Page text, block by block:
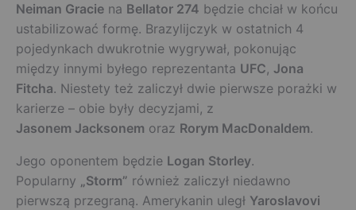
Neiman Gracie na Bellator 274 będzie chciał w końcu
ustabilizować formę. Brazylijczyk w ostatnich 4
pojedynkach dwukrotnie wygrywał, pokonując
między innymi byłego reprezentanta UFC, Jona
Fitcha. Niestety też zaliczył dwie pierwsze porażki w
karierze – obie były decyzjami, z
Jasonem Jacksonem oraz Rorym MacDonaldem.
Jego oponentem będzie Logan Storley.
Popularny „Storm” również zaliczył niedawno
pierwszą przegraną. Amerykanin uległ Yaroslavovi